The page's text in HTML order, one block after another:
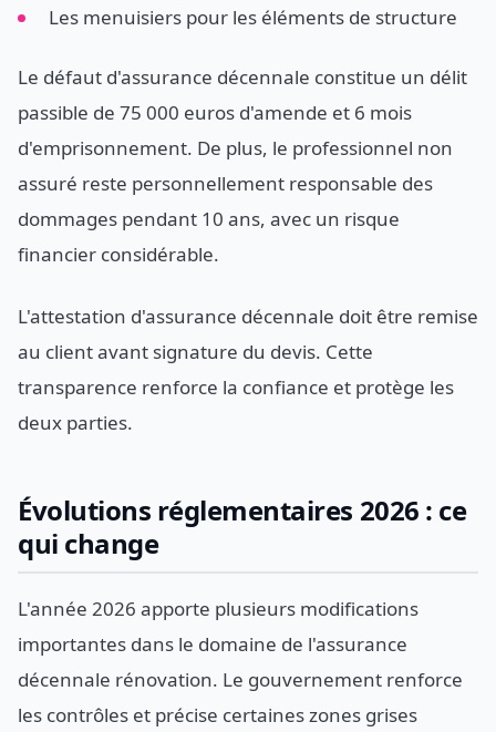
Les menuisiers pour les éléments de structure
Le défaut d'assurance décennale constitue un délit
passible de 75 000 euros d'amende et 6 mois
d'emprisonnement. De plus, le professionnel non
assuré reste personnellement responsable des
dommages pendant 10 ans, avec un risque
financier considérable.
L'attestation d'assurance décennale doit être remise
au client avant signature du devis. Cette
transparence renforce la confiance et protège les
deux parties.
Évolutions réglementaires 2026 : ce
qui change
L'année 2026 apporte plusieurs modifications
importantes dans le domaine de l'assurance
décennale rénovation. Le gouvernement renforce
les contrôles et précise certaines zones grises